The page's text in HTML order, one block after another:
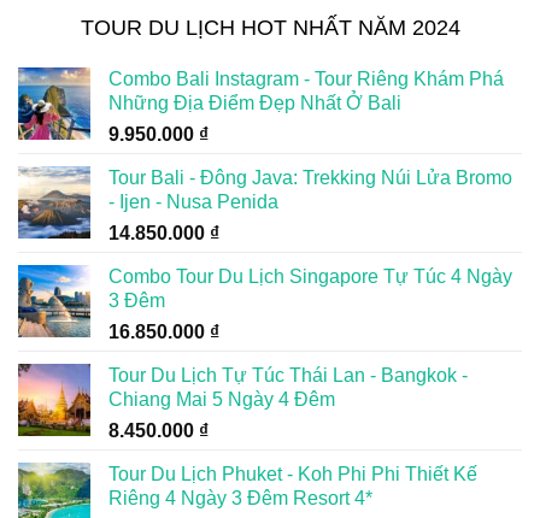
TOUR DU LỊCH HOT NHẤT NĂM 2024
Combo Bali Instagram - Tour Riêng Khám Phá
Những Địa Điểm Đẹp Nhất Ở Bali
9.950.000 ₫
Tour Bali - Đông Java: Trekking Núi Lửa Bromo
- Ijen - Nusa Penida
14.850.000 ₫
Combo Tour Du Lịch Singapore Tự Túc 4 Ngày
3 Đêm
16.850.000 ₫
Tour Du Lịch Tự Túc Thái Lan - Bangkok -
Chiang Mai 5 Ngày 4 Đêm
8.450.000 ₫
Tour Du Lịch Phuket - Koh Phi Phi Thiết Kế
Riêng 4 Ngày 3 Đêm Resort 4*